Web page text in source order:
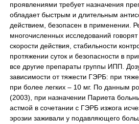
проявлениями требует назначения
обладает быстрым и длительным
действием, безопасен в применении.
многочисленных исследований
скорости действия, стабильности
протяжении суток и безопасности в
все другие препараты группы ИПП.
зависимости от тяжести ГЭРБ: при
при более легких – 10 мг. По данным
(2003), при назначении Париета
астмой в сочетании с ГЭРБ изжога
эрозии заживали у подавляющего